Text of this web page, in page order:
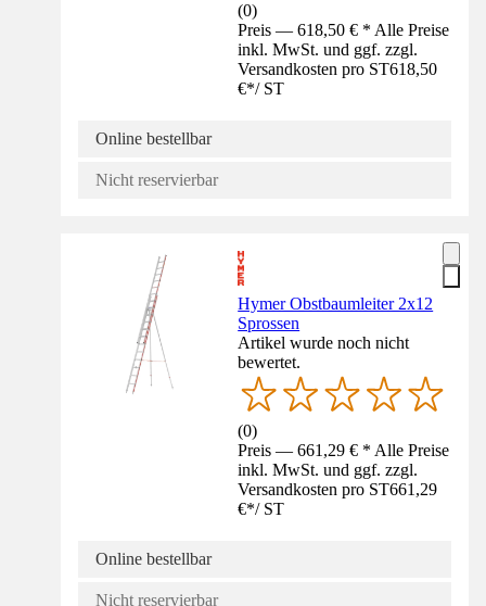
(0)
Preis — 618,50 € * Alle Preise
inkl. MwSt. und ggf. zzgl.
Versandkosten pro ST618,50
€*/ ST
Online bestellbar
Nicht reservierbar
Hymer Obstbaumleiter 2x12
Sprossen
Artikel wurde noch nicht
bewertet.
(0)
Preis — 661,29 € * Alle Preise
inkl. MwSt. und ggf. zzgl.
Versandkosten pro ST661,29
€*/ ST
Online bestellbar
Nicht reservierbar